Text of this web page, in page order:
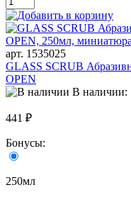
арт. 1535025
GLASS SCRUB
OPEN
В наличии:
441 ₽
Бонусы:
250мл